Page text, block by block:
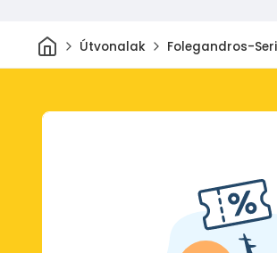
Otthon
Útvonalak Folegandros-